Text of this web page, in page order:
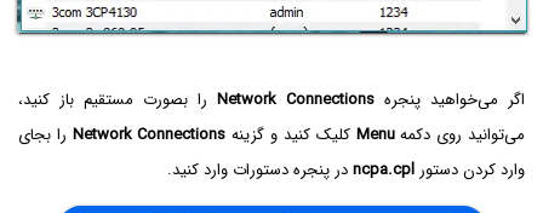
اگر می‌خواهید پنجره Network Connections را بصورت مستقیم باز کنید،
می‌توانید روی دکمهMenu کلیک کنید و گزینه Network Connections را بجای
وارد کردن دستور
در پنجره دستورات وارد کنید.